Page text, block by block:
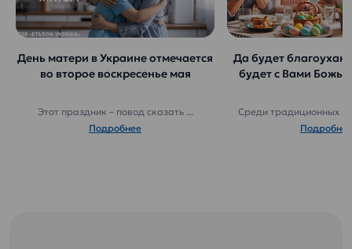
День матери в Украине отмечается
во второе воскресенье мая
Этот праздник – повод сказать ...
Подробнее
Да будет
будет с Вами Божья
Среди традиционных
Подробнее